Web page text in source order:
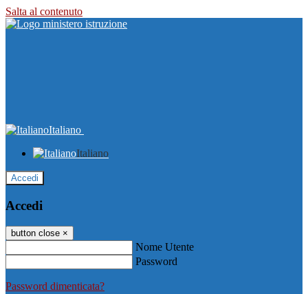
Salta al contenuto
Italiano
Italiano
Accedi
Accedi
button close ×
Nome Utente
Password
Password dimenticata?